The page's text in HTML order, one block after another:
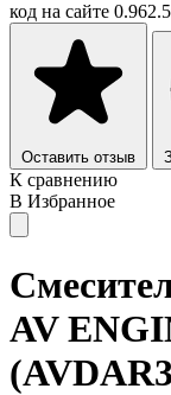
код на сайте
Оставить отзыв
К сравнению
В Избранное
AV